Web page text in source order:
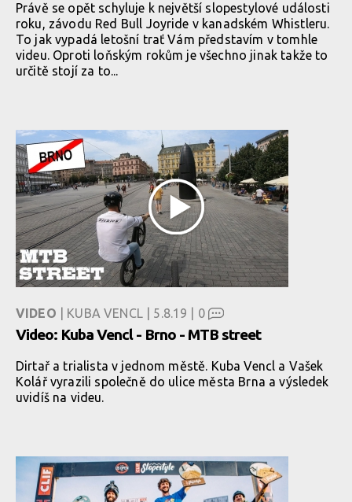
Právě se opět schyluje k největší slopestylové události
roku, závodu Red Bull Joyride v kanadském Whistleru.
To jak vypadá letošní trať Vám představím v tomhle
videu. Oproti loňským rokům je všechno jinak takže to
určitě stojí za to...
VIDEO | KUBA VENCL | 5.8.19 | 0
Video: Kuba Vencl - Brno - MTB street
Dirtař a trialista v jednom městě. Kuba Vencl a Vašek
Kolář vyrazili společně do ulice města Brna a výsledek
uvidíš na videu.